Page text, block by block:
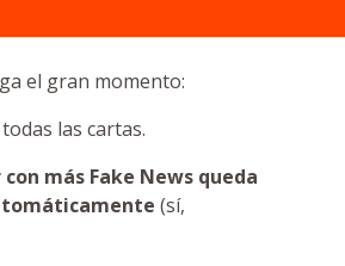
el gran momento:
las cartas.
más Fake News queda
(sí,